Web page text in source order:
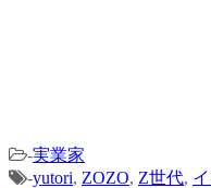
-実業家
-yutori, ZOZO, Z世代,